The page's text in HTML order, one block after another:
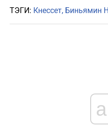
ТЭГИ: Кнессет Биньямин